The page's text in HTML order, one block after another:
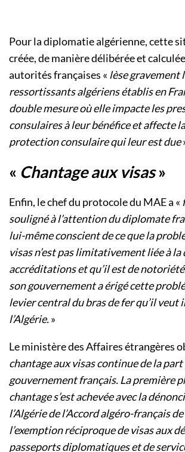
Pour la diplomatie algérienne, cette
créée, de manière délibérée et
autorités françaises « lèse gravement
ressortissants algériens établis en
double mesure où elle impacte les
consulaires à leur bénéfice et affecte
protection consulaire qui leur est due
« Chantage aux visas»
Enfin, le chef du protocole du MAE a «
souligné à l’attention du diplomate
lui-même conscient de ce que la
visas n’est pas limitativement liée à
accréditations et qu’il est de
son gouvernement a érigé cette
levier central du bras de fer qu’il veut
l’Algérie.»
Le ministère des Affaires étrangères
chantage aux visas continue de la part
gouvernement français. La première
chantage s’est achevée avec la
l’Algérie de l’Accord algéro-français
l’exemption réciproque de visas aux
passeports diplomatiques et de